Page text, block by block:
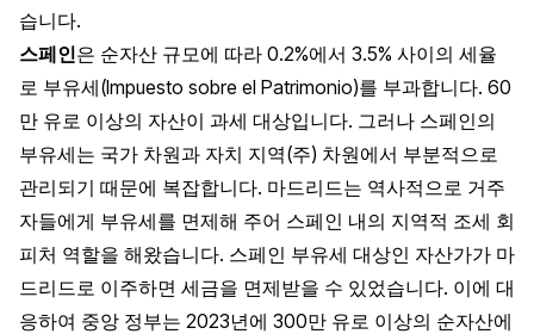
습니다.
스페인은 순자산 규모에 따라 0.2%에서 3.5% 사이의 세율
로 부유세(Impuesto sobre el Patrimonio)를 부과합니다. 60
만 유로 이상의 자산이 과세 대상입니다. 그러나 스페인의
부유세는 국가 차원과 자치 지역(주) 차원에서 부분적으로
관리되기 때문에 복잡합니다. 마드리드는 역사적으로 거주
자들에게 부유세를 면제해 주어 스페인 내의 지역적 조세 회
피처 역할을 해왔습니다. 스페인 부유세 대상인 자산가가 마
드리드로 이주하면 세금을 면제받을 수 있었습니다. 이에 대
응하여 중앙 정부는 2023년에 300만 유로 이상의 순자산에